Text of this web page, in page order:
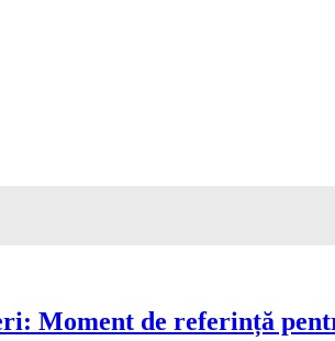
Moment de referință